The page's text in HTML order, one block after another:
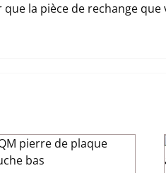
la pièce de rechange